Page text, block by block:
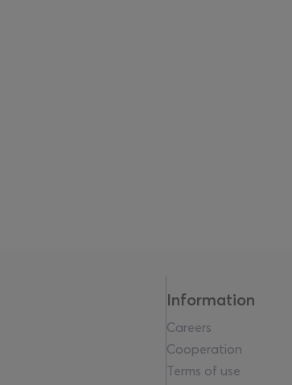
Information
Careers
Cooperation
Terms of use